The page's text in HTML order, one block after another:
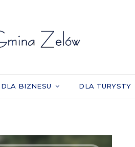
DLA BIZNESU DLA TURYSTY